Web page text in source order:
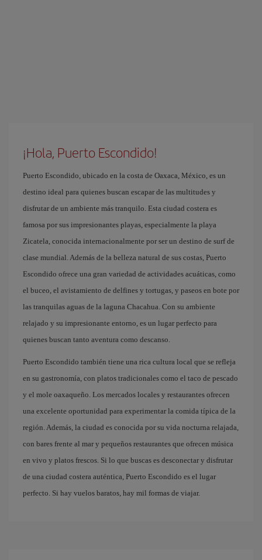
¡Hola, Puerto Escondido!
Puerto Escondido, ubicado en la costa de Oaxaca, México, es un
destino ideal para quienes buscan escapar de las multitudes y
disfrutar de un ambiente más tranquilo. Esta ciudad costera es
famosa por sus impresionantes playas, especialmente la playa
Zicatela, conocida internacionalmente por ser un destino de surf de
clase mundial. Además de la belleza natural de sus costas, Puerto
Escondido ofrece una gran variedad de actividades acuáticas, como
el buceo, el avistamiento de delfines y tortugas, y paseos en bote por
las tranquilas aguas de la laguna Chacahua. Con su ambiente
relajado y su impresionante entorno, es un lugar perfecto para
quienes buscan tanto aventura como descanso.
Puerto Escondido también tiene una rica cultura local que se refleja
en su gastronomía, con platos tradicionales como el taco de pescado
y el mole oaxaqueño. Los mercados locales y restaurantes ofrecen
una excelente oportunidad para experimentar la comida típica de la
región. Además, la ciudad es conocida por su vida nocturna relajada,
con bares frente al mar y pequeños restaurantes que ofrecen música
en vivo y platos frescos. Si lo que buscas es desconectar y disfrutar
de una ciudad costera auténtica, Puerto Escondido es el lugar
perfecto. Si hay vuelos baratos, hay mil formas de viajar.